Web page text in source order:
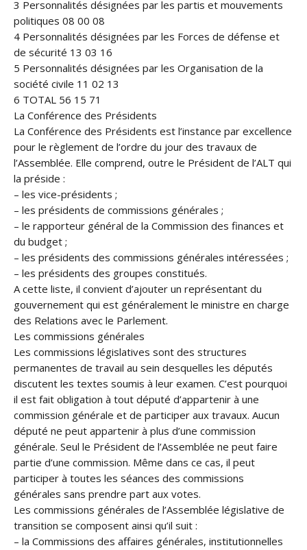
3 Personnalités désignées par les partis et mouvements
politiques 08 00 08
4 Personnalités désignées par les Forces de défense et
de sécurité 13 03 16
5 Personnalités désignées par les Organisation de la
société civile 11 02 13
6 TOTAL 56 15 71
La Conférence des Présidents
La Conférence des Présidents est l’instance par excellence
pour le règlement de l’ordre du jour des travaux de
l’Assemblée. Elle comprend, outre le Président de l’ALT qui
la préside :
– les vice-présidents ;
– les présidents de commissions générales ;
– le rapporteur général de la Commission des finances et
du budget ;
– les présidents des commissions générales intéressées ;
– les présidents des groupes constitués.
A cette liste, il convient d’ajouter un représentant du
gouvernement qui est généralement le ministre en charge
des Relations avec le Parlement.
Les commissions générales
Les commissions législatives sont des structures
permanentes de travail au sein desquelles les députés
discutent les textes soumis à leur examen. C’est pourquoi
il est fait obligation à tout député d’appartenir à une
commission générale et de participer aux travaux. Aucun
député ne peut appartenir à plus d’une commission
générale. Seul le Président de l’Assemblée ne peut faire
partie d’une commission. Même dans ce cas, il peut
participer à toutes les séances des commissions
générales sans prendre part aux votes.
Les commissions générales de l’Assemblée législative de
transition se composent ainsi qu’il suit :
– la Commissions des affaires générales, institutionnelles